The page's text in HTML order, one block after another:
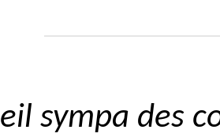
sympa des